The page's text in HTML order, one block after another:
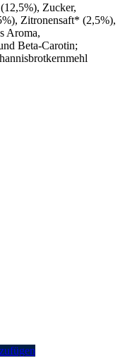
Zucker,
Zitronensaft* (2,5%),
Aroma,
Beta-Carotin;